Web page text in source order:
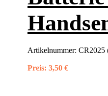
Artikelnummer: CR2025
Preis: 3,50 €